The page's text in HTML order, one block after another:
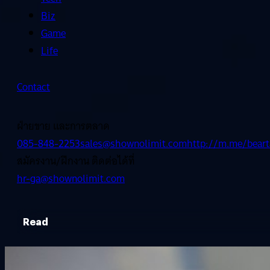
Biz
Game
Life
Contact
ฝ่ายขาย และการตลาด
085-848-2253sales@shownolimit.comhttp://m.me/
สมัครงาน/ฝึกงาน ติดต่อได้ที่
hr-ga@shownolimit.com
Read